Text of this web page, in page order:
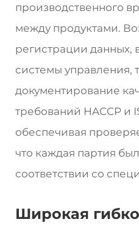
производственного
между продуктами.
регистрации данных,
системы управления,
документирование
требований HACCP и
обеспечивая
что каждая партия
соответствии со
Широкая